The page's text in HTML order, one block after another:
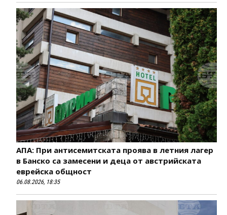
АПА: При антисемитската проява в летния лагер
в Банско са замесени и деца от австрийската
еврейска общност
06.08.2026, 18:35